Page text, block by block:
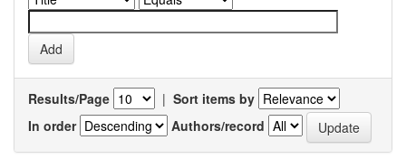
Results/Page | Sort items by
In order
Authors/record